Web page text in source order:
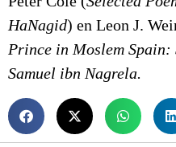
HaNagid) en Leon J.
Prince in Moslem Spain:
Samuel ibn Nagrela.